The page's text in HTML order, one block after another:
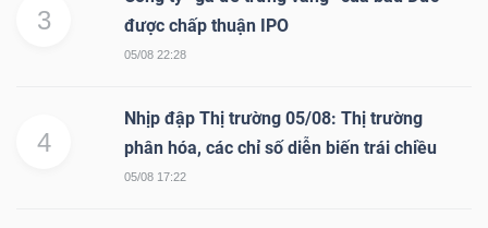
3
được chấp thuận IPO
05/08 22:28
4
Nhịp đập Thị trường 05/08: Thị trường
phân hóa, các chỉ số diễn biến trái chiều
05/08 17:22